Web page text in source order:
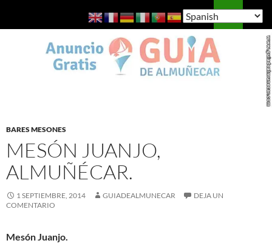
Guía de Almuñécar
MENÚ
BARES MESONES
MESÓN JUANJO,
ALMUÑÉCAR.
1 SEPTIEMBRE, 2014 GUIADEALMUNECAR
DEJA UN
COMENTARIO
Mesón Juanjo.